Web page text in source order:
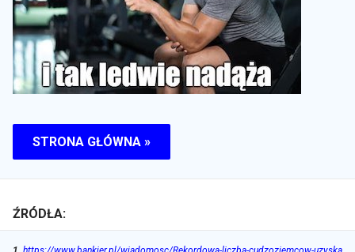
STRONA GŁÓWNA »
ŹRÓDŁA: